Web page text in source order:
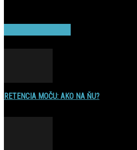
RETENCIA MOČU: AKO NA ŇU?